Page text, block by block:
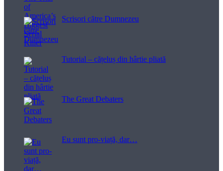
Scrisori către Dumnezeu
Tutorial – cățeluș din hârtie pliată
The Great Debaters
Eu sunt pro-viață, dar…